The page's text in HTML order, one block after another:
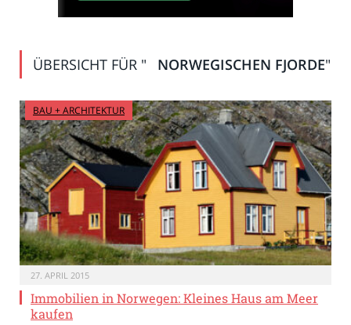
ÜBERSICHT FÜR " NORWEGISCHEN FJORDE"
BAU + ARCHITEKTUR
27. APRIL 2015
Immobilien in Norwegen: Kleines Haus am Meer
kaufen